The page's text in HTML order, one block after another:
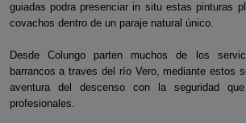
guiadas podra presenciar in situ estas pinturas
covachos dentro de un paraje natural único.
Desde Colungo parten muchos de los
barrancos a traves del río Vero, mediante estos
aventura del descenso con la seguridad
profesionales.